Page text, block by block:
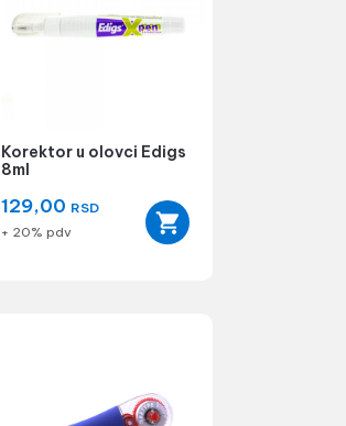
Korektor u olovci Edigs
8ml
129,00 RSD
+ 20% pdv